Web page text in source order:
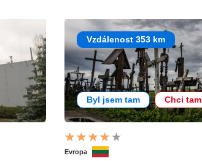
Vzdálenost 353 km
Byl jsem tam Chci tam
Evropa